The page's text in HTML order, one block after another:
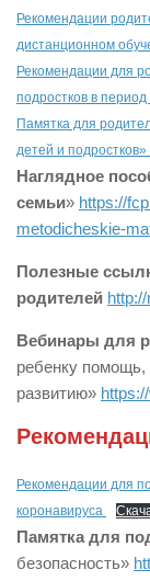
Рекомендации
дистанционном
Рекомендации для
подростков в
Памятка для
детей и подростков»
Наглядное
семьи» https://
metodicheskie-
Полезные
родителей
Вебинары для
ребенку
развитию»
Рекомендации для
коронавируса
Памятка для
безопасность»